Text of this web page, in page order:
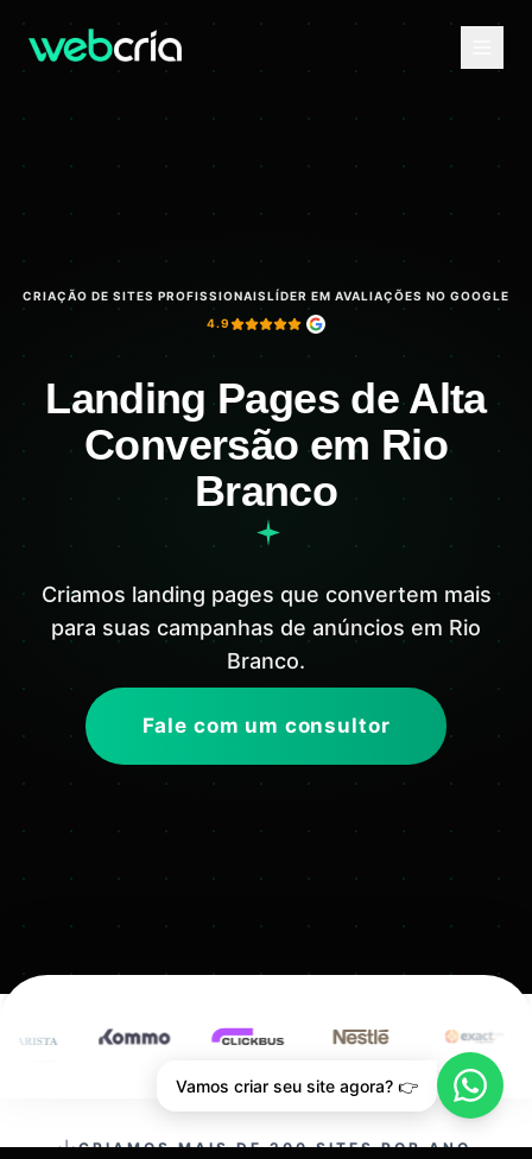
CRIAÇÃO DE SITES PROFISSIONAISLÍDER EM AVALIAÇÕES NO GOOGLE
4.9
Landing Pages de Alta
Conversão em Rio
Branco
Criamos landing pages que convertem mais
para suas campanhas de anúncios em Rio
Branco.
Fale com um consultor
CRIAMOS MAIS DE 200 SITES POR ANO.
Vamos criar seu site agora? 👉